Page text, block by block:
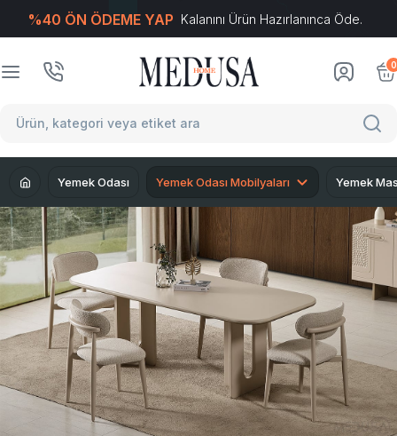
%40 ÖN ÖDEME YAP Kalanını Ürün Hazırlanınca Öde.
0
Yemek Odası Yemek Odası Mobilyaları Yemek
T-Soft E-Ticaret Sistemleriyle Hazırlanmıştır.